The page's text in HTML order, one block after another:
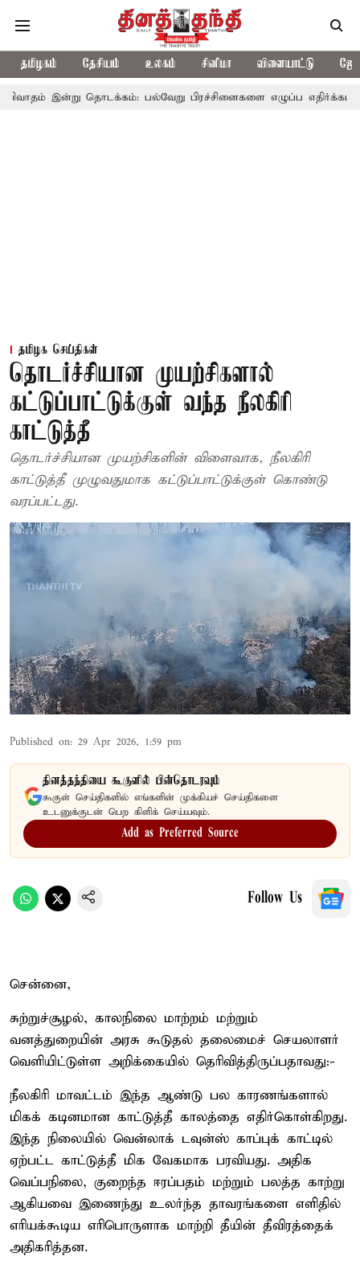
தமிழகம் தேசியம் உலகம் சினிமா விளையாட்டு
தொடக்கம்: பல்வேறு பிரச்சினைகளை எழுப்ப எதிர்க்கட்சிகள் திட்டம்
தமிழக செய்திகள்
தொடர்ச்சியான முயற்சிகளால்
கட்டுப்பாட்டுக்குள் வந்த நீலகிரி
காட்டுத்தீ
தொடர்ச்சியான முயற்சிகளின் விளைவாக, நீலகிரி
காட்டுத்தீ முழுவதுமாக கட்டுப்பாட்டுக்குள் கொண்டு
வரப்பட்டது.
Published on: 29 Apr 2026, 1:59 pm
தினத்தந்தியை கூகுளில் பின்தொடரவும்
கூகுள் செய்திகளில் எங்களின் முக்கியச் செய்திகளை
உடனுக்குடன் பெற கிளிக் செய்யவும்.
Add as Preferred Source
Follow Us
சென்னை,
சுற்றுச்சூழல், காலநிலை மாற்றம் மற்றும்
வனத்துறையின் அரசு கூடுதல் தலைமைச் செயலாளர்
வெளியிட்டுள்ள அறிக்கையில் தெரிவித்திருப்பதாவது:-
நீலகிரி மாவட்டம் இந்த ஆண்டு பல காரணங்களால்
மிகக் கடினமான காட்டுத்தீ காலத்தை எதிர்கொள்கிறது.
இந்த நிலையில் வென்லாக் டவுன்ஸ் காப்புக் காட்டில்
ஏற்பட்ட காட்டுத்தீ மிக வேகமாக பரவியது. அதிக
வெப்பநிலை, குறைந்த ஈரப்பதம் மற்றும் பலத்த காற்று
ஆகியவை இணைந்து உலர்ந்த தாவரங்களை எளிதில்
எரியக்கூடிய எரிபொருளாக மாற்றி தீயின் தீவிரத்தைக்
அதிகரித்தன.